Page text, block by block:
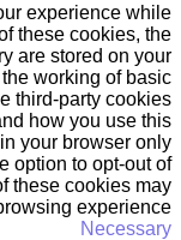
experience while
these cookies, the
are stored on your
working of basic
third-party cookies
how you use this
your browser only
option to opt-out of
these cookies may
experience.
Necessary